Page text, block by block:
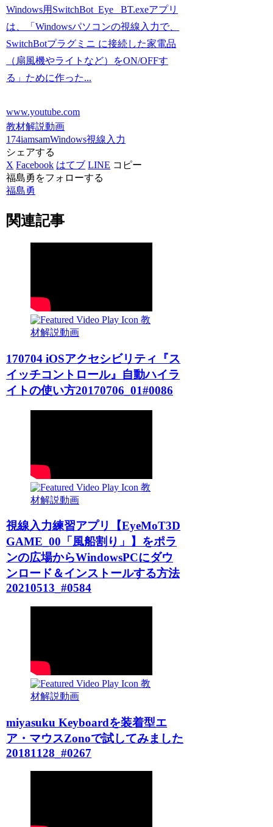
Windows用SwitchBot_Eye_ BT.exeアプリ
は、「Windowsパソコンの視線入力で、
SwitchBotプラグミニ に接続した家電品
（扇風機やライトなど）をON/OFFす
る」ために作った...
www.youtube.com
教材解説動画
174iamsamWindows視線入力
シェアする
X Facebook はてブ LINE コピー
福島勇をフォローする
福島勇
関連記事
教
材解説動画
170704 iOSアクセシビリティ『ス
イッチコントロール』自動ハイラ
イトの使い方20170706_01#0086
教
材解説動画
視線入力練習アプリ【EyeMoT3D
GAME_00「風船割り」】をポラ
ンの広場からWindowsPCにダウ
ンロード＆インストールする方法
20210513_#0584
教
材解説動画
miyasuku Keyboardを装着型エ
ア・マウスZonoで試してみました
20181128_#0267